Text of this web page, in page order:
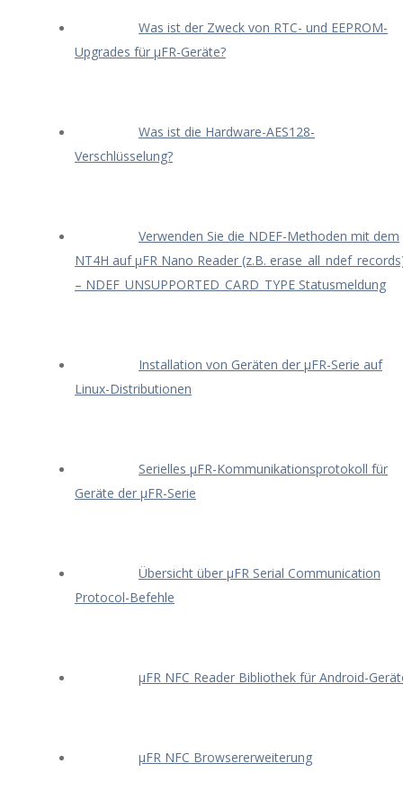
Was ist der Zweck von RTC- und EEPROM-
Upgrades für μFR-Geräte?
Was ist die Hardware-AES128-
Verschlüsselung?
Verwenden Sie die NDEF-Methoden mit dem
NT4H auf μFR Nano Reader (z.B.
– NDEF_UNSUPPORTED_CARD_TYPE Statusmeldung
Installation von Geräten der μFR-Serie auf
Linux-Distributionen
Serielles μFR-Kommunikationsprotokoll für
Geräte der μFR-Serie
Übersicht über μFR Serial Communication
Protocol-Befehle
μFR NFC Reader Bibliothek für Android-
μFR NFC Browsererweiterung